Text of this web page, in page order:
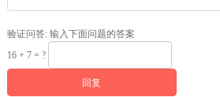
验证问答: 输入下面问题的答案
16 + 7 = ?